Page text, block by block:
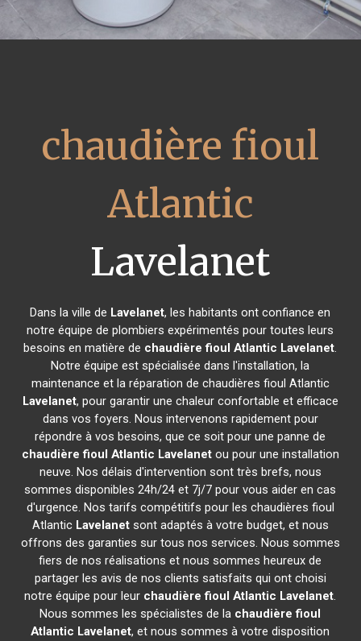
chaudière fioul
Atlantic
Lavelanet
Dans la ville de Lavelanet, les habitants ont confiance en
notre équipe de plombiers expérimentés pour toutes leurs
besoins en matière de chaudière fioul Atlantic Lavelanet.
Notre équipe est spécialisée dans l'installation, la
maintenance et la réparation de chaudières fioul Atlantic
Lavelanet, pour garantir une chaleur confortable et efficace
dans vos foyers. Nous intervenons rapidement pour
répondre à vos besoins, que ce soit pour une panne de
chaudière fioul Atlantic Lavelanetou pour une installation
neuve. Nos délais d'intervention sont très brefs, nous
sommes disponibles 24h/24 et 7j/7 pour vous aider en cas
d'urgence. Nos tarifs compétitifs pour les chaudières fioul
Atlantic Lavelanetsont adaptés à votre budget, et nous
offrons des garanties sur tous nos services. Nous sommes
fiers de nos réalisations et nous sommes heureux de
partager les avis de nos clients satisfaits qui ont choisi
notre équipe pour leur chaudière fioul Atlantic Lavelanet.
Nous sommes les spécialistes de la chaudière fioul
Atlantic Lavelanet, et nous sommes à votre disposition